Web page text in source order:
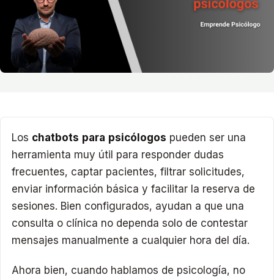
Los chatbots para psicólogos pueden ser una
herramienta muy útil para responder dudas
frecuentes, captar pacientes, filtrar solicitudes,
enviar información básica y facilitar la reserva de
sesiones. Bien configurados, ayudan a que una
consulta o clínica no dependa solo de contestar
mensajes manualmente a cualquier hora del día.
Ahora bien, cuando hablamos de psicología, no